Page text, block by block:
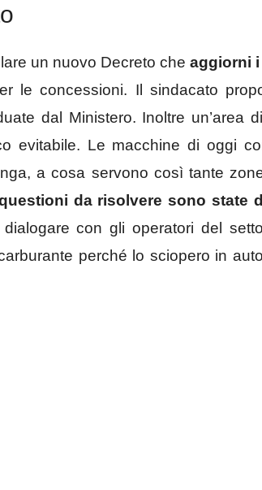
un nuovo Decreto che aggiorni
le concessioni. Il sindacato
dal Ministero. Inoltre un’area
evitabile. Le macchine di oggi
a cosa servono così tante
da risolvere sono state
con gli operatori del
perché lo sciopero in